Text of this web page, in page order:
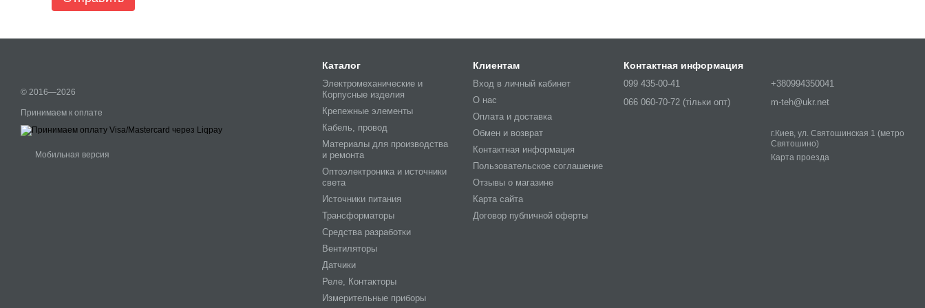
© 2016—2026
Принимаем к оплате
Мобильная версия
Каталог
Электромеханические и
Корпусные изделия
Крепежные элементы
Кабель, провод
Материалы для производства
и ремонта
Оптоэлектроника и источники
света
Источники питания
Трансформаторы
Средства разработки
Вентиляторы
Датчики
Реле, Контакторы
Измерительные приборы
Клиентам
Вход в личный кабинет
О нас
Оплата и доставка
Обмен и возврат
Контактная информация
Пользовательское соглашение
Отзывы о магазине
Карта сайта
Договор публичной оферты
Контактная информация
099 435-00-41
066 060-70-72 (тільки опт)
+380994350041
m-teh@ukr.net
г.Киев, ул. Святошинская 1 (метро
Святошино)
Карта проезда